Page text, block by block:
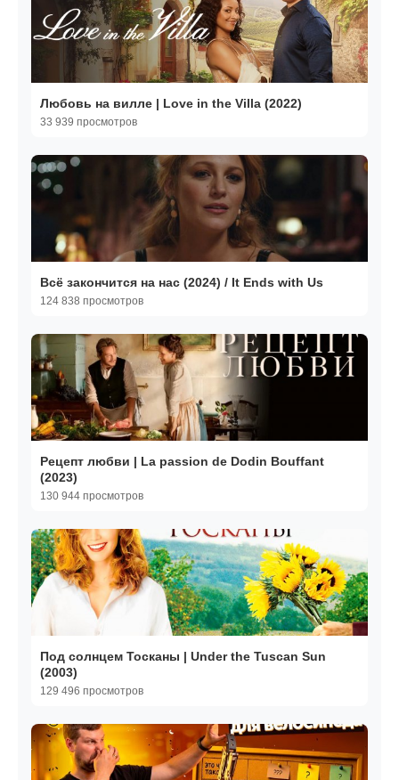
Любовь на вилле | Love in the Villa (2022)
33 939 просмотров
Всё закончится на нас (2024) / It Ends with Us
124 838 просмотров
Рецепт любви | La passion de Dodin Bouffant
(2023)
130 944 просмотров
Под солнцем Тосканы | Under the Tuscan Sun
(2003)
129 496 просмотров